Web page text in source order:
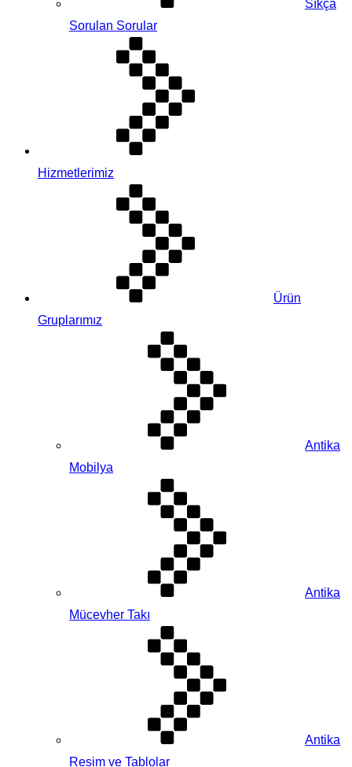
Sıkça
Sorulan Sorular
Hizmetlerimiz
Ürün
Gruplarımız
Antika
Mobilya
Antika
Mücevher Takı
Antika
Resim ve Tablolar